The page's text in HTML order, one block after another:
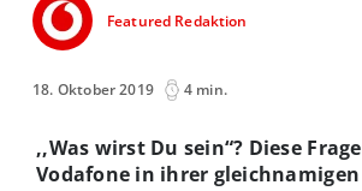
Featured Redaktion
18. Oktober 2019 4 min.
,,Was wirst Du sein“? Diese
Vodafone in ihrer